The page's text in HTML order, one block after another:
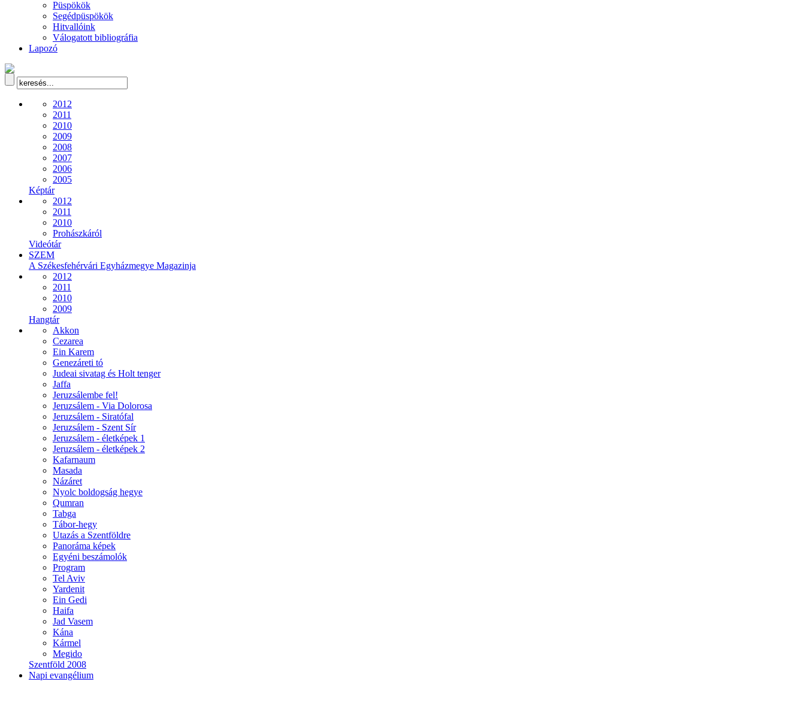
Püspökök
Segédpüspökök
Hitvallóink
Válogatott bibliográfia
Lapozó
2012
2011
2010
2009
2008
2007
2006
2005
Képtár
2012
2011
2010
Prohászkáról
Videótár
SZEM
A Székesfehérvári Egyházmegye Magazinja
2012
2011
2010
2009
Hangtár
Akkon
Cezarea
Ein Karem
Genezáreti tó
Judeai sivatag és Holt tenger
Jaffa
Jeruzsálembe fel!
Jeruzsálem - Via Dolorosa
Jeruzsálem - Siratófal
Jeruzsálem - Szent Sír
Jeruzsálem - életképek 1
Jeruzsálem - életképek 2
Kafarnaum
Masada
Názáret
Nyolc boldogság hegye
Qumran
Tabga
Tábor-hegy
Utazás a Szentföldre
Panoráma képek
Egyéni beszámolók
Program
Tel Aviv
Yardenit
Ein Gedi
Haifa
Jad Vasem
Kána
Kármel
Megido
Szentföld 2008
Napi evangélium